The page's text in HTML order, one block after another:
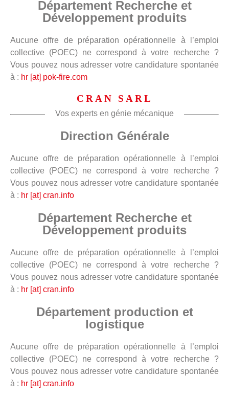
Département Recherche et
Développement produits
Aucune offre de préparation opérationnelle à l’emploi
collective (POEC) ne correspond à votre recherche ?
Vous pouvez nous adresser votre candidature spontanée
à : hr [at] pok-fire.com
CRAN SARL
Vos experts en génie mécanique
Direction Générale
Aucune offre de préparation opérationnelle à l’emploi
collective (POEC) ne correspond à votre recherche ?
Vous pouvez nous adresser votre candidature spontanée
à : hr [at] cran.info
Département Recherche et
Développement produits
Aucune offre de préparation opérationnelle à l’emploi
collective (POEC) ne correspond à votre recherche ?
Vous pouvez nous adresser votre candidature spontanée
à : hr [at] cran.info
Département production et
logistique
Aucune offre de préparation opérationnelle à l’emploi
collective (POEC) ne correspond à votre recherche ?
Vous pouvez nous adresser votre candidature spontanée
à : hr [at] cran.info